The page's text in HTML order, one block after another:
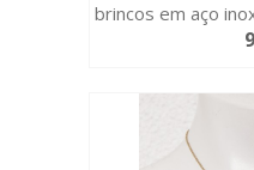
brincos em aço